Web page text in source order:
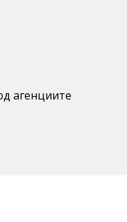
агенциите